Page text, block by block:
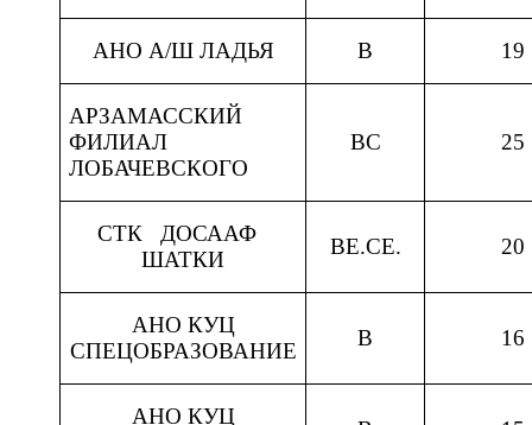
АНО А/Ш ЛАДЬЯ В 19
АРЗАМАССКИЙ
ФИЛИАЛ
ЛОБАЧЕВСКОГО
ВС 25
СТК ДОСААФ
ШАТКИ
ВЕ.СЕ. 20
АНО КУЦ
СПЕЦОБРАЗОВАНИЕ
В 16
АНО КУЦ